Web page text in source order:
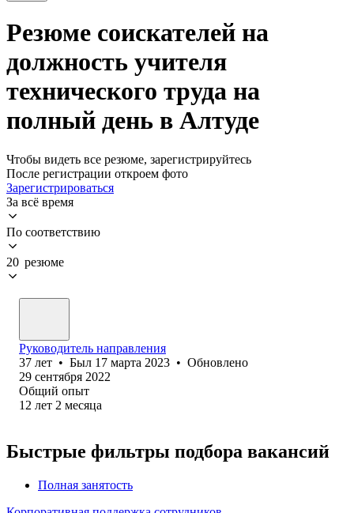
Резюме соискателей на
должность учителя
технического труда на
полный день в Алтуде
Чтобы видеть все резюме, зарегистрируйтесь
После регистрации откроем фото
Зарегистрироваться
За всё время
По соответствию
20 резюме
Руководитель направления
37 лет • Был 17 марта 2023 • Обновлено
29 сентября 2022
Общий опыт
12 лет 2 месяца
Быстрые фильтры подбора вакансий
Полная занятость